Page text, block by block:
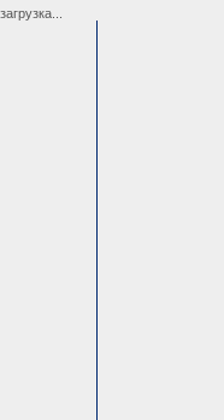
загрузка...